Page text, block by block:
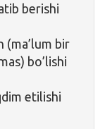
berishi
(ma’lum bir
bo’lishi
etilishi